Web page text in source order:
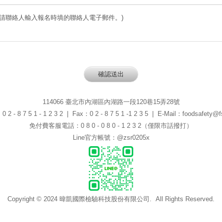
聯絡人輸入報名時填的聯絡人電子郵件。)
114066 臺北市內湖區內湖路一段120巷15弄28號
0 2 - 8 7 5 1 - 1 2 3 2 | Fax：0 2 - 8 7 5 1 -1 2 3 5 | E-Mail：
免付費客服電話：0 8 0 - 0 8 0 - 1 2 3 2（僅限市話撥打）
Line官方帳號：@zsr0205x
Copyright © 2024 暐凱國際檢驗科技股份有限公司. All Rights Reserved.